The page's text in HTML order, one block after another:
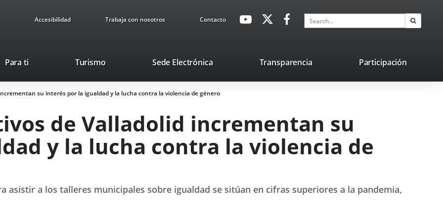
Accesibilidad Trabaja con nosotros ContactoavaHeaderSocial
Link
Link
application.
application.
Search
Para ti TurismoThis
will
open
a
pop-
window.
Sede ElectrónicaLink
external
application.
Transparencia Participación
su interés por la igualdad y la lucha contra la violencia de género
de Valladolid incrementan su
y la lucha contra la violencia de
asistir a los talleres municipales sobre igualdad se sitúan en cifras superiores a la pandemia,